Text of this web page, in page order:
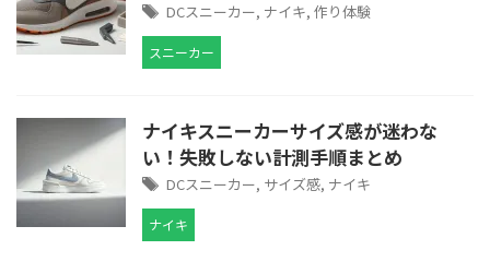
DCスニーカー, ナイキ, 作り体験
スニーカー
ナイキスニーカーサイズ感が迷わな
い！失敗しない計測手順まとめ
DCスニーカー, サイズ感, ナイキ
ナイキ